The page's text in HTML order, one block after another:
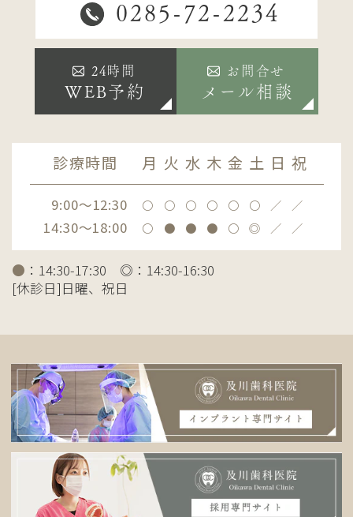
0285-72-2234
24時間
WEB予約
お問合せ
メール相談
診療時間 月 火 水 木 金 土 日 祝
9:00～12:30 〇 〇 〇 〇 〇 〇 ／ ／
14:30～18:00 〇 ● ● ● 〇 ◎ ／ ／
● ：14:30-17:30 ◎：14:30-16:30
[休診日]日曜、祝日